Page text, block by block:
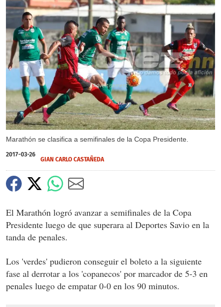
Marathón se clasifica a semifinales de la Copa Presidente.
X
2017-03-26
GIAN CARLO CASTAÑEDA
El Marathón logró avanzar a semifinales de la Copa
Presidente luego de que superara al Deportes Savio en la
tanda de penales.
Los 'verdes' pudieron conseguir el boleto a la siguiente
fase al derrotar a los 'copanecos' por marcador de 5-3 en
penales luego de empatar 0-0 en los 90 minutos.